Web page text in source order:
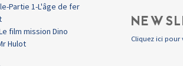
Partie 1-L'âge de fer
film mission Dino
Hulot
Cliquez ici pour